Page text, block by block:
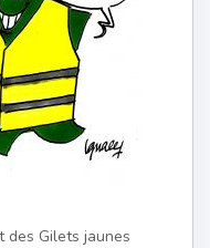
des Gilets jaunes